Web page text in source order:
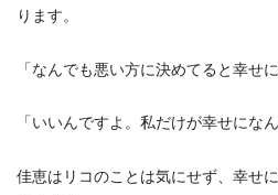
ります。
「なんでも悪い方に決めてると幸せ
「いいんですよ。私だけが幸せにな
佳恵はリコのことは気にせず、幸せ